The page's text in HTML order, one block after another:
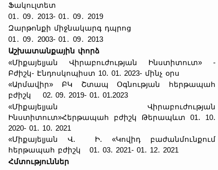
Ֆակուլտետ
01․ 09․ 2013- 01․ 09․ 2019
Զարթոնքի միջնակարգ դպրոց
01․ 09․ 2003- 01․ 09․ 2013
Աշխատանքային փորձ
«Միքայելյան Վիրաբուժության Ինստիտուտ» -
Բժիշկ- Էնդոսկոպիստ 10․ 01. 2023- մինչ օրս
«Արմավիր» ԲԿ Շտապ Օգնության հերթապահ
բժիշկ 02. 09․ 2019- 01․ 01.2023
«Միքայելյան Վիրաբուժության
Ինստիտուտ»Հերթապահ բժիշկ Թերապևտ 01․ 10․
2020- 01․ 10․ 2021
«Միքայելյան Վ․ Ի․ «Կովիդ բաժանմունքում
հերթապահ բժիշկ 01․ 03․ 2021- 01․ 12․ 2021
Հմտություններ